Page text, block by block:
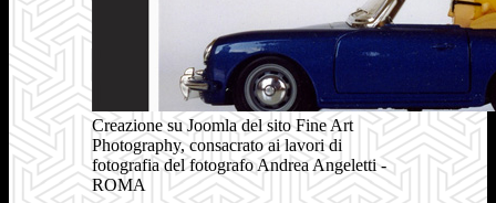
Creazione su Joomla del sito Fine Art
Photography, consacrato ai lavori di
fotografia del fotografo Andrea Angeletti -
ROMA